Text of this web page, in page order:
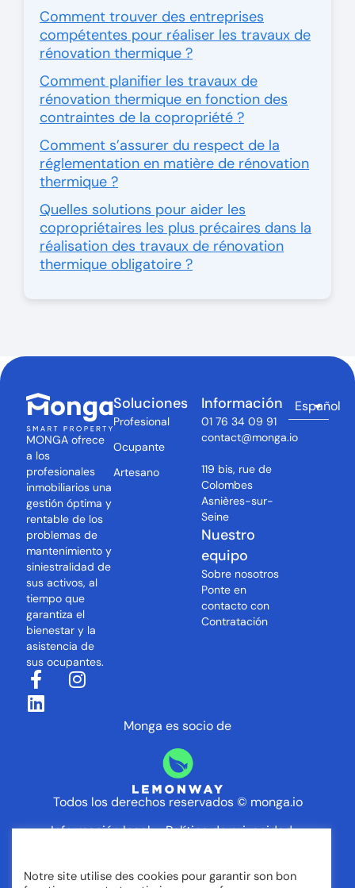
Comment trouver des entreprises
compétentes pour réaliser les travaux de
rénovation thermique ?
Comment planifier les travaux de
rénovation thermique en fonction des
contraintes de la copropriété ?
Comment s’assurer du respect de la
réglementation en matière de rénovation
thermique ?
Quelles solutions pour aider les
copropriétaires les plus précaires dans la
réalisation des travaux de rénovation
thermique obligatoire ?
MONGA ofrece
a los
profesionales
inmobiliarios una
gestión óptima y
rentable de los
problemas de
mantenimiento y
siniestralidad de
sus activos, al
tiempo que
garantiza el
bienestar y la
asistencia de
sus ocupantes.
Soluciones
Profesional
Ocupante
Artesano
Información
01 76 34 09 91
contact@monga.io
119 bis, rue de
Colombes
Asnières-sur-
Seine
Nuestro
equipo
Sobre nosotros
Ponte en
contacto con
Contratación
Español
Monga es socio de
Todos los derechos reservados © monga.io
Información legal –Política de privacidad–
Agente deLemonway (entidad de pago con
Notre site utilise des cookies pour garantir son bon